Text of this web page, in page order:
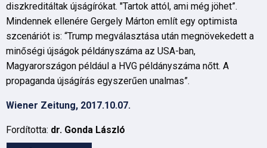
diszkreditáltak újságírókat. "Tartok attól, ami még jöhet”.
Mindennek ellenére Gergely Márton említ egy optimista
szcenáriót is: “Trump megválasztása után megnövekedett a
minőségi újságok példányszáma az USA-ban,
Magyarországon például a HVG példányszáma nőtt. A
propaganda újságírás egyszerűen unalmas”.
Wiener Zeitung, 2017.10.07.
Fordította: dr. Gonda László